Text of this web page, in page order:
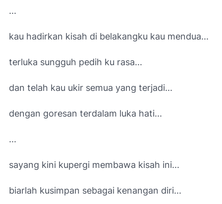
...
kau hadirkan kisah di belakangku kau mendua...
terluka sungguh pedih ku rasa...
dan telah kau ukir semua yang terjadi...
dengan goresan terdalam luka hati...
...
sayang kini kupergi membawa kisah ini...
biarlah kusimpan sebagai kenangan diri...